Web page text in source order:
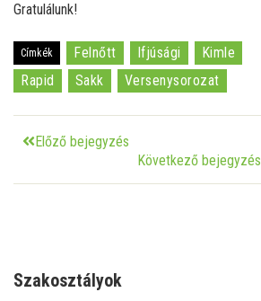
Gratulálunk!
Címkék Felnőtt Ifjúsági
Kimle
Rapid
Sakk Versenysorozat
Előző bejegyzés
Következő bejegyzés
Szakosztályok